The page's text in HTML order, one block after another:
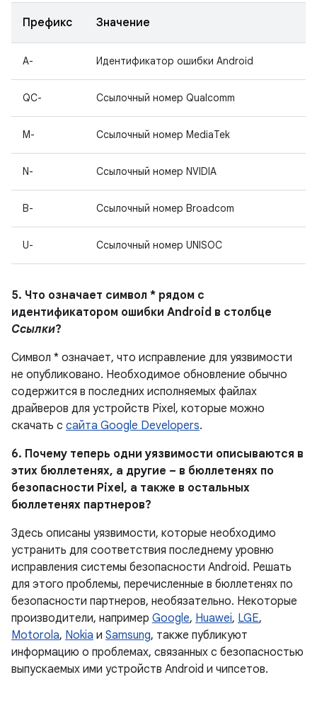
Префикс Значение
A- Идентификатор ошибки Android
QC- Ссылочный номер Qualcomm
M- Ссылочный номер MediaTek
N- Ссылочный номер NVIDIA
B- Ссылочный номер Broadcom
U- Ссылочный номер UNISOC
5. Что означает символ * рядом с
идентификатором ошибки Android в столбце
Ссылки?
Символ * означает, что исправление для уязвимости
не опубликовано. Необходимое обновление обычно
содержится в последних исполняемых файлах
драйверов для устройств Pixel, которые можно
скачать с сайта Google Developers.
6. Почему теперь одни уязвимости описываются в
этих бюллетенях, а другие – в бюллетенях по
безопасности Pixel, а также в остальных
бюллетенях партнеров?
Здесь описаны уязвимости, которые необходимо
устранить для соответствия последнему уровню
исправления системы безопасности Android. Решать
для этого проблемы, перечисленные в бюллетенях по
безопасности партнеров, необязательно. Некоторые
производители, например Google, Huawei, LGE,
Motorola, Nokia и Samsung, также публикуют
информацию о проблемах, связанных с безопасностью
выпускаемых ими устройств Android и чипсетов.